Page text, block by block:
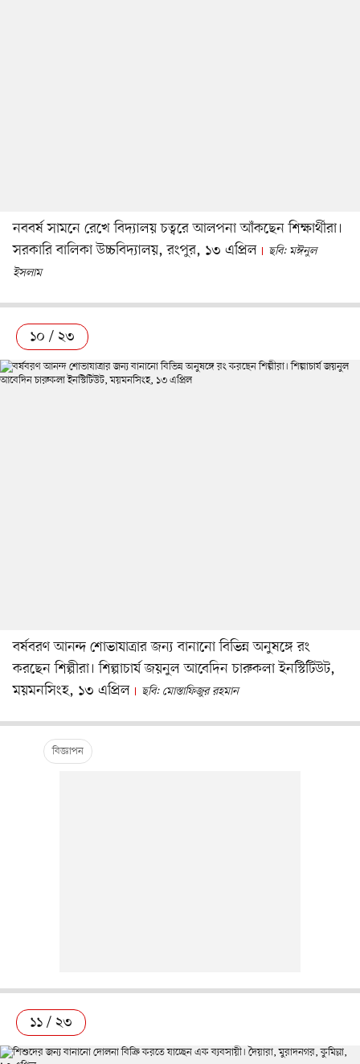
নববর্ষ সামনে রেখে বিদ্যালয় চত্বরে আলপনা আঁকছেন শিক্ষার্থীরা।
সরকারি বালিকা উচ্চবিদ্যালয়, রংপুর, ১৩ এপ্রিল
ছবি: মঈনুল
ইসলাম
১০ / ২৩
বর্ষবরণ আনন্দ শোভাযাত্রার জন্য বানানো বিভিন্ন অনুষঙ্গে রং
করছেন শিল্পীরা। শিল্পাচার্য জয়নুল আবেদিন চারুকলা ইনস্টিটিউট,
ময়মনসিংহ, ১৩ এপ্রিল
ছবি: মোস্তাফিজুর রহমান
১১ / ২৩